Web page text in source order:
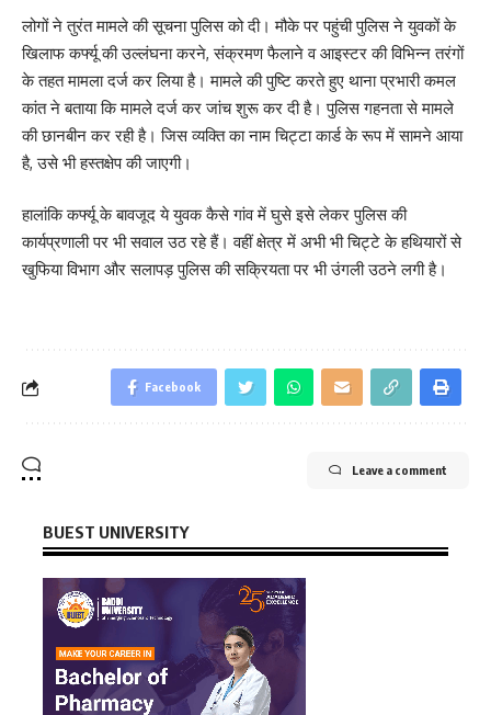
लोगों ने तुरंत मामले की सूचना पुलिस को दी। मौके पर पहुंची पुलिस ने युवकों के
खिलाफ कर्फ्यू की उल्लंघना करने, संक्रमण फैलाने व आइस्टर की विभिन्न तरंगों
के तहत मामला दर्ज कर लिया है। मामले की पुष्टि करते हुए थाना प्रभारी कमल
कांत ने बताया कि मामले दर्ज कर जांच शुरू कर दी है। पुलिस गहनता से मामले
की छानबीन कर रही है। जिस व्यक्ति का नाम चिट्टा कार्ड के रूप में सामने आया
है, उसे भी हस्तक्षेप की जाएगी।
हालांकि कर्फ्यू के बावजूद ये युवक कैसे गांव में घुसे इसे लेकर पुलिस की
कार्यप्रणाली पर भी सवाल उठ रहे हैं। वहीं क्षेत्र में अभी भी चिट्टे के हथियारों से
खुफिया विभाग और सलापड़ पुलिस की सक्रियता पर भी उंगली उठने लगी है।
Facebook
Leave a comment
BUEST UNIVERSITY